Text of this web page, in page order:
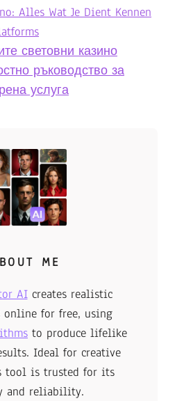
Alles Wat Je Dient Kennen
световни казино
ръководство за
услуга
ME
AIcreates realistic
online for free, using
to produce lifelike
Ideal for creative
tool is trusted for its
and reliability.